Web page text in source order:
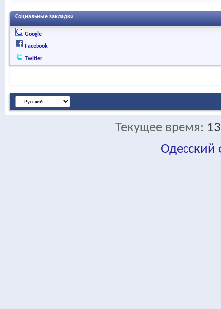
Социальные закладки
Google
Facebook
Twitter
Текущее время:
Одесский